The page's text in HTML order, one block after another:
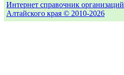
Интернет справочник организаций
Алтайского края © 2010-2026